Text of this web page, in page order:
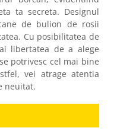
ta secreta. Designul
de bulion de rosii
Cu posibilitatea de
libertatea de a alege
potrivesc cel mai bine
vei atrage atentia
neuitat.